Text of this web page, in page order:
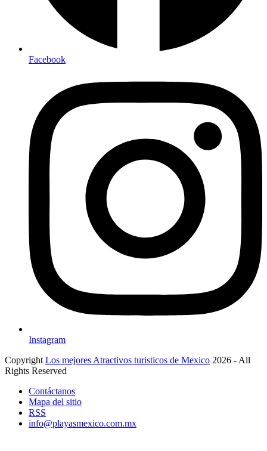
Facebook
Instagram
Copyright Los mejores Atractivos turisticos de Mexico 2026 - All
Rights Reserved
Contáctanos
Mapa del sitio
RSS
info@playasmexico.com.mx